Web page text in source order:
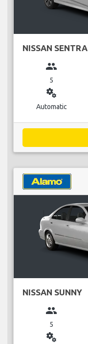
NISSAN SENTRA
group
5
miscellaneous_services
Automatic
NISSAN SUNNY
group
5
miscellaneous_services